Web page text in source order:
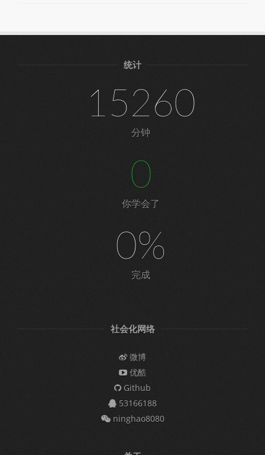
统计
15260
分钟
0
你学会了
0%
完成
社会化网络
微博
优酷
Github
53166188
ninghao8080